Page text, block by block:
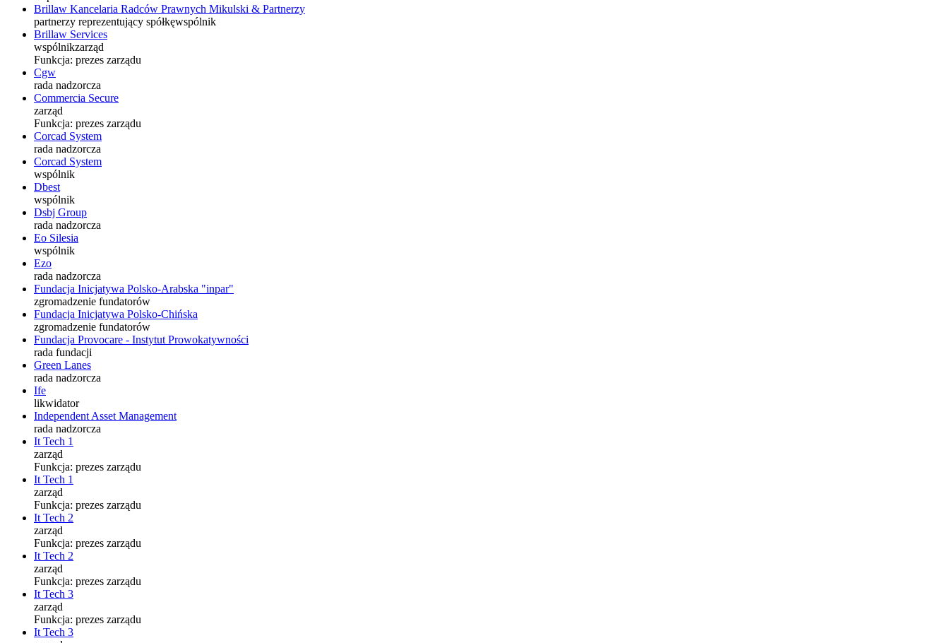
Brillaw Kancelaria Radców Prawnych Mikulski & Partnerzy
partnerzy reprezentujący spółkęwspólnik
Brillaw Services
wspólnikzarząd
Funkcja: prezes zarządu
Cgw
rada nadzorcza
Commercia Secure
zarząd
Funkcja: prezes zarządu
Corcad System
rada nadzorcza
Corcad System
wspólnik
Dbest
wspólnik
Dsbj Group
rada nadzorcza
Eo Silesia
wspólnik
Ezo
rada nadzorcza
Fundacja Inicjatywa Polsko-Arabska "inpar"
zgromadzenie fundatorów
Fundacja Inicjatywa Polsko-Chińska
zgromadzenie fundatorów
Fundacja Provocare - Instytut Prowokatywności
rada fundacji
Green Lanes
rada nadzorcza
Ife
likwidator
Independent Asset Management
rada nadzorcza
It Tech 1
zarząd
Funkcja: prezes zarządu
It Tech 1
zarząd
Funkcja: prezes zarządu
It Tech 2
zarząd
Funkcja: prezes zarządu
It Tech 2
zarząd
Funkcja: prezes zarządu
It Tech 3
zarząd
Funkcja: prezes zarządu
It Tech 3